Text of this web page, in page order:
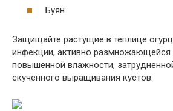
Буян.
Защищайте растущие в теплице
инфекции, активно размножающейся
повышенной влажности,
скученного выращивания кустов.